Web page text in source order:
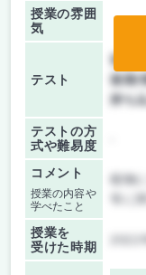
授業の雰囲
気
テスト
前期/
後期/
持ち
テストの方
式や難易度
コメント
授業の内容や
学べたこと
植物
授業を
受けた時期